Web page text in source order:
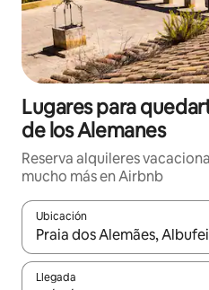
Lugares para
de los Alemanes
Reserva alquileres
mucho más en Airbnb
Ubicación
Cuando los resultados estén
Llegada